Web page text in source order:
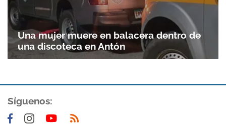
Una mujer muere en balacera dentro de
una discoteca en Antón
Síguenos: